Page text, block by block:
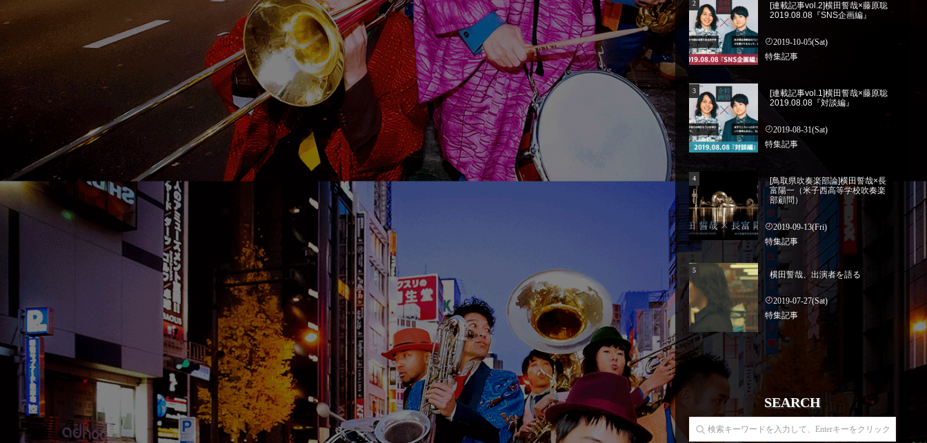
[連載記事vol.2]横田誓哉×藤原聡
2019.08.08『SNS企画編』
2019-10-05(Sat)
特集記事
[連載記事vol.1]横田誓哉×藤原聡
2019.08.08『対談編』
2019-08-31(Sat)
特集記事
[鳥取県吹奏楽部論]横田誓哉×長
富陽一（米子西高等学校吹奏楽
部顧問）
2019-09-13(Fri)
特集記事
横田誓哉、出演者を語る
2019-07-27(Sat)
特集記事
SEARCH